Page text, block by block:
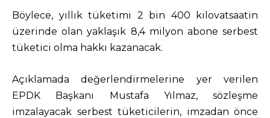
Böylece, yıllık tüketimi 2 bin 400 kilovatsaatin
üzerinde olan yaklaşık 8,4 milyon abone serbest
tüketici olma hakkı kazanacak.
Açıklamada değerlendirmelerine yer verilen
EPDK Başkanı Mustafa Yılmaz, sözleşme
imzalayacak serbest tüketicilerin, imzadan önce